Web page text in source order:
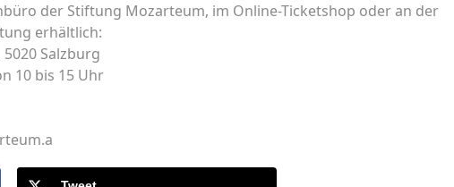
der Stiftung Mozarteum, im Online-Ticketshop oder an der
erhältlich:
Salzburg
10 bis 15 Uhr